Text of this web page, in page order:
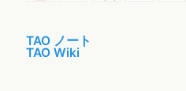
TAO ノート
TAO Wiki